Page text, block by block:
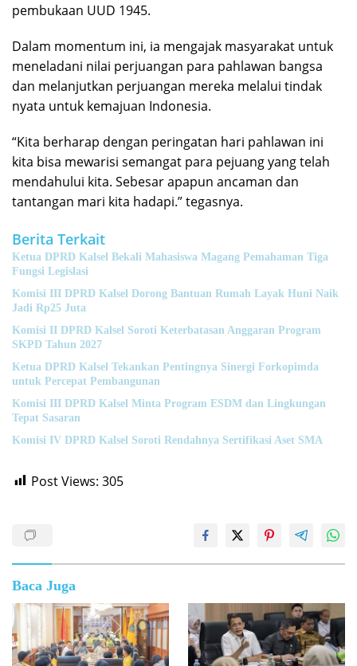
pembukaan UUD 1945.
Dalam momentum ini, ia mengajak masyarakat untuk
meneladani nilai perjuangan para pahlawan bangsa
dan melanjutkan perjuangan mereka melalui tindak
nyata untuk kemajuan Indonesia.
“Kita berharap dengan peringatan hari pahlawan ini
kita bisa mewarisi semangat para pejuang yang telah
mendahului kita. Sebesar apapun ancaman dan
tantangan mari kita hadapi.” tegasnya.
Berita Terkait
Ketua DPRD Kalsel Bekali Mahasiswa Magang Pemahaman Tiga
Fungsi Legislasi
Komisi III DPRD Kalsel Dorong Bantuan Rumah Layak Huni Naik
Jadi Rp25 Juta
Komisi II DPRD Kalsel Soroti Keterbatasan Anggaran Program
SKPD Tahun 2027
Ketua DPRD Kalsel Tekankan Pentingnya Sinergi Forkopimda
untuk Percepat Pembangunan
Komisi III DPRD Kalsel Minta Program ESDM dan Lingkungan
Tepat Sasaran
Komisi IV DPRD Kalsel Soroti Rendahnya Sertifikasi Aset SMA
Post Views: 305
Baca Juga